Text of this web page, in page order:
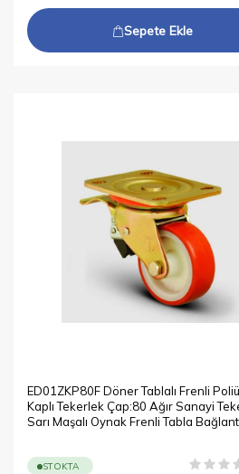
Sepete Ekle
ED01ZKP80F Döner Tablalı Frenli
Kaplı Tekerlek Çap:80 Ağır Sanayi
Sarı Maşalı Oynak Frenli Tabla
STOKTA